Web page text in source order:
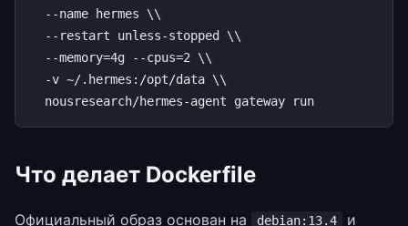
--name
hermes
\\
--restart
unless-stopped
\\
--memory=4g --cpus=2
\\
-v ~/.hermes:/opt/data \\
nousresearch/hermes-agent
gateway
Что делает Dockerfile
Официальный образ основан на debian:13.4
и